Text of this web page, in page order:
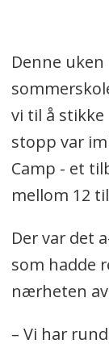
Denne
vi til å stikke
stopp var
Camp - et
mellom 12
Der var det
som hadde
nærheten
– Vi har